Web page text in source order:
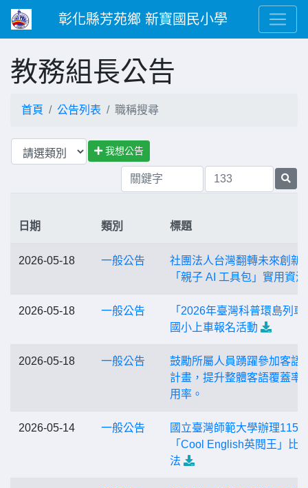
彰化縣芳苑鄉 新寶國民小學
教務組長公告
首頁 公告列表 職稱搜尋
我想公告
日期 類別 標題
2026-05-18 一般公告
社團法人台灣翻轉未來創新
「親子 AI 工具包」實用資源
2026-05-18 一般公告
「2026年臺灣科普環島列車
國小上車報名活動
2026-05-18 一般公告
鼓勵所屬人員踴躍參加客語
計畫，提升整體客語覆蓋率
用率。
2026-05-14 一般公告
國立臺灣師範大學辦理115
「Cool English英閱王」比
法